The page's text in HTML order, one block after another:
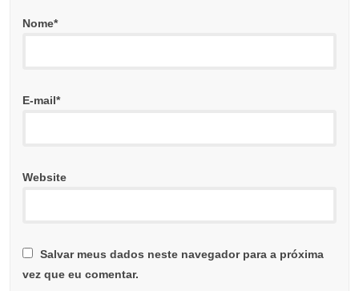
Nome*
E-mail*
Website
Salvar meus dados neste navegador para a próxima
vez que eu comentar.